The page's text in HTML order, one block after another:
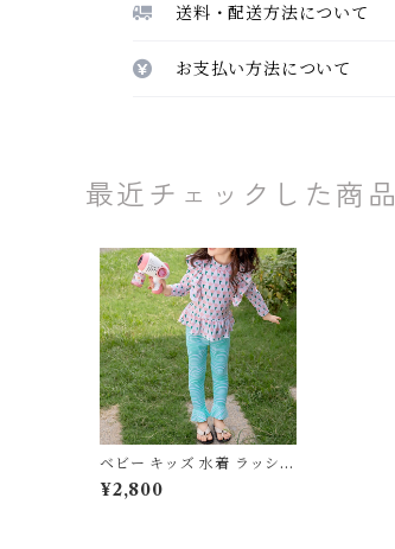
送料・配送方法について
お支払い方法について
最近チェックした商品
ベビー キッズ 水着 ラッシュ
ガード 長袖 セパレート フリ
ル フレア 柄 子供服 女の子
¥2,800